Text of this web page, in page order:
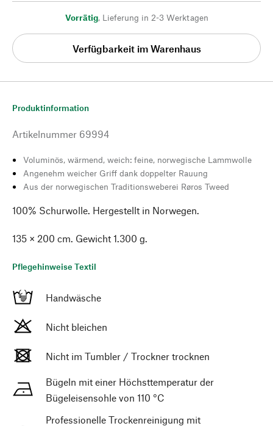
Vorrätig, Lieferung in 2-3 Werktagen
Verfügbarkeit im Warenhaus
Produktinformation
Artikelnummer 69994
Voluminös, wärmend, weich: feine, norwegische Lammwolle
Angenehm weicher Griff dank doppelter Rauung
Aus der norwegischen Traditionsweberei Røros Tweed
100% Schurwolle. Hergestellt in Norwegen.
135 × 200 cm. Gewicht 1.300 g.
Pflegehinweise Textil
Handwäsche
Nicht bleichen
Nicht im Tumbler / Trockner trocknen
Bügeln mit einer Höchsttemperatur der
Bügeleisensohle von 110 °C
Professionelle Trockenreinigung mit